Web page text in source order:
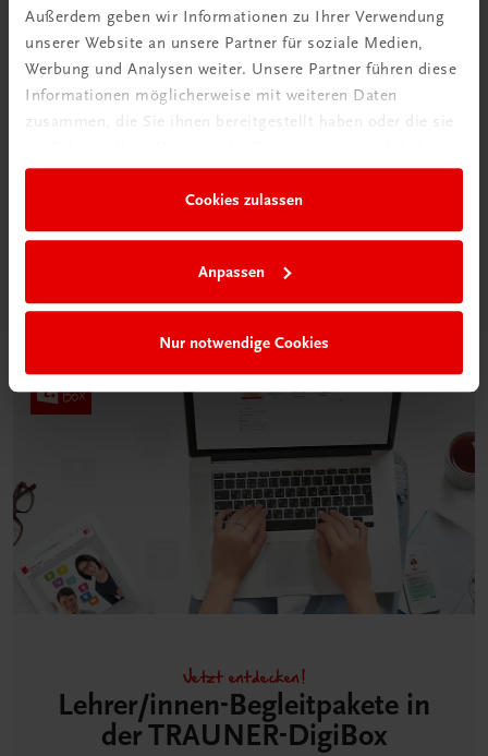
Außerdem geben wir Informationen zu Ihrer Verwendung
unserer Website an unsere Partner für soziale Medien,
Werbung und Analysen weiter. Unsere Partner führen diese
Informationen möglicherweise mit weiteren Daten
zusammen, die Sie ihnen bereitgestellt haben oder die sie
Cookies zulassen
Anpassen
Nur notwendige Cookies
Das „Digitale
Klassenzimmer“
Jetzt entdecken!
Lehrer/innen-Begleitpakete in
der TRAUNER-DigiBox